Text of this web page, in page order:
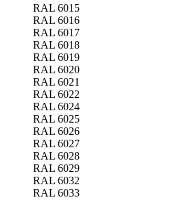
RAL 6015
RAL 6016
RAL 6017
RAL 6018
RAL 6019
RAL 6020
RAL 6021
RAL 6022
RAL 6024
RAL 6025
RAL 6026
RAL 6027
RAL 6028
RAL 6029
RAL 6032
RAL 6033